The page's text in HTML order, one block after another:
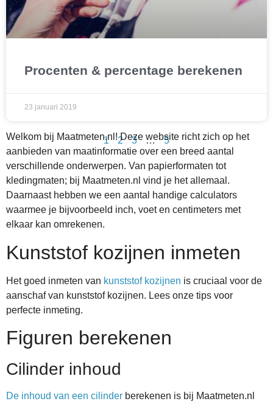
Procenten & percentage berekenen
23 januari 2019
1 2 3 … 5
Welkom bij Maatmeten.nl! Deze website richt zich op het
aanbieden van maatinformatie over een breed aantal
verschillende onderwerpen. Van papierformaten tot
kledingmaten; bij Maatmeten.nl vind je het allemaal.
Daarnaast hebben we een aantal handige calculators
waarmee je bijvoorbeeld inch, voet en centimeters met
elkaar kan omrekenen.
Kunststof kozijnen inmeten
Het goed inmeten van kunststof kozijnen is cruciaal voor de
aanschaf van kunststof kozijnen. Lees onze tips voor
perfecte inmeting.
Figuren berekenen
Cilinder inhoud
De inhoud van een cilinder berekenen is bij Maatmeten.nl